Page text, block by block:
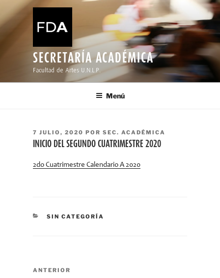
al
contenido
SECRETARÍA ACADÉMICA
Facultad de Artes U.N.L.P.
Menú
PUBLICADO
EL
7 JULIO, 2020 PORSEC. ACADÉMICA
INICIO DEL SEGUNDO CUATRIMESTRE 2020
2do Cuatrimestre Calendario A 2020
CATEGORÍAS
SIN CATEGORÍA
Navegación
Entrada
ANTERIOR